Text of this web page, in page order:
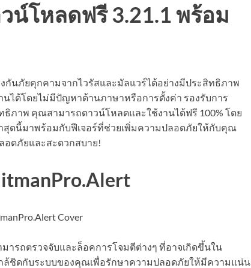
น์โหลดฟรี 3.21.1 พร้อม
กันภัยคุกคามจากไวรัสและมัลแวร์ได้อย่างมีประสิทธิภาพ
นได้โดยไม่มีปัญหาด้านภาษาหรือการตั้งค่า รองรับการ
ธิภาพ คุณสามารถดาวน์โหลดและใช้งานได้ฟรี 100% โดย
สุดนี้มาพร้อมกับฟีเจอร์ที่ช่วยเพิ่มความปลอดภัยให้กับคุณ
อดภัยและสะดวกสบาย!
ารถตรวจจับและล็อคการโจมตีต่างๆ ที่อาจเกิดขึ้นใน
ล้ชิดกับระบบของคุณเพื่อรักษาความปลอดภัยให้มีความแน่น